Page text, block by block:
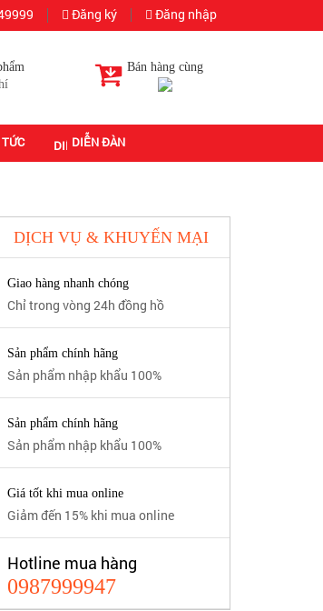
Đăng ký Đăng nhập
Bán hàng cùng
DIỄN ĐÀN
DỊCH VỤ & KHUYẾN MẠI
Giao hàng nhanh chóng
Chỉ trong vòng 24h đồng hồ
Sản phẩm chính hãng
Sản phẩm nhập khẩu 100%
Sản phẩm chính hãng
Sản phẩm nhập khẩu 100%
Giá tốt khi mua online
Giảm đến 15% khi mua online
Hotline mua hàng
0987999947